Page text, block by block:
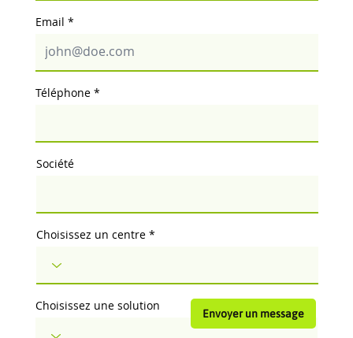
Email
Téléphone
Choisissez un centre
Société
Choisissez une solution
Envoyer un message